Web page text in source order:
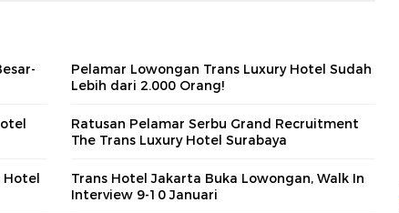
Pelamar Lowongan Trans Luxury Hotel Sudah
Lebih dari 2.000 Orang!
Ratusan Pelamar Serbu Grand Recruitment
The Trans Luxury Hotel Surabaya
Hotel
Trans Hotel Jakarta Buka Lowongan, Walk In
Interview 9-10 Januari